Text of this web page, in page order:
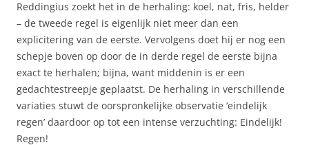
Reddingius zoekt het in de herhaling: koel, nat, fris, helder
– de tweede regel is eigenlijk niet meer dan een
explicitering van de eerste. Vervolgens doet hij er nog een
schepje boven op door de in derde regel de eerste bijna
exact te herhalen; bijna, want middenin is er een
gedachtestreepje geplaatst. De herhaling in verschillende
variaties stuwt de oorspronkelijke observatie ‘eindelijk
regen’ daardoor op tot een intense verzuchting: Eindelijk!
Regen!